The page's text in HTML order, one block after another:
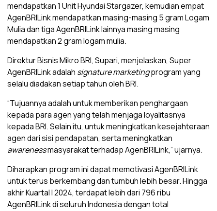
mendapatkan 1 Unit Hyundai Stargazer, kemudian empat
AgenBRILink mendapatkan masing-masing 5 gram Logam
Mulia dan tiga AgenBRILink lainnya masing masing
mendapatkan 2 gram logam mulia.
Direktur Bisnis Mikro BRI, Supari, menjelaskan, Super
AgenBRILink adalah signature marketingprogram yang
selalu diadakan setiap tahun oleh BRI.
“Tujuannya adalah untuk memberikan penghargaan
kepada para agen yang telah menjaga loyalitasnya
kepada BRI. Selain itu, untuk meningkatkan kesejahteraan
agen dari sisi pendapatan, serta meningkatkan
awarenessmasyarakat terhadap AgenBRILink,” ujarnya.
Diharapkan program ini dapat memotivasi AgenBRILink
untuk terus berkembang dan tumbuh lebih besar. Hingga
akhir Kuartal I 2024, terdapat lebih dari 796 ribu
AgenBRILink di seluruh Indonesia dengan total